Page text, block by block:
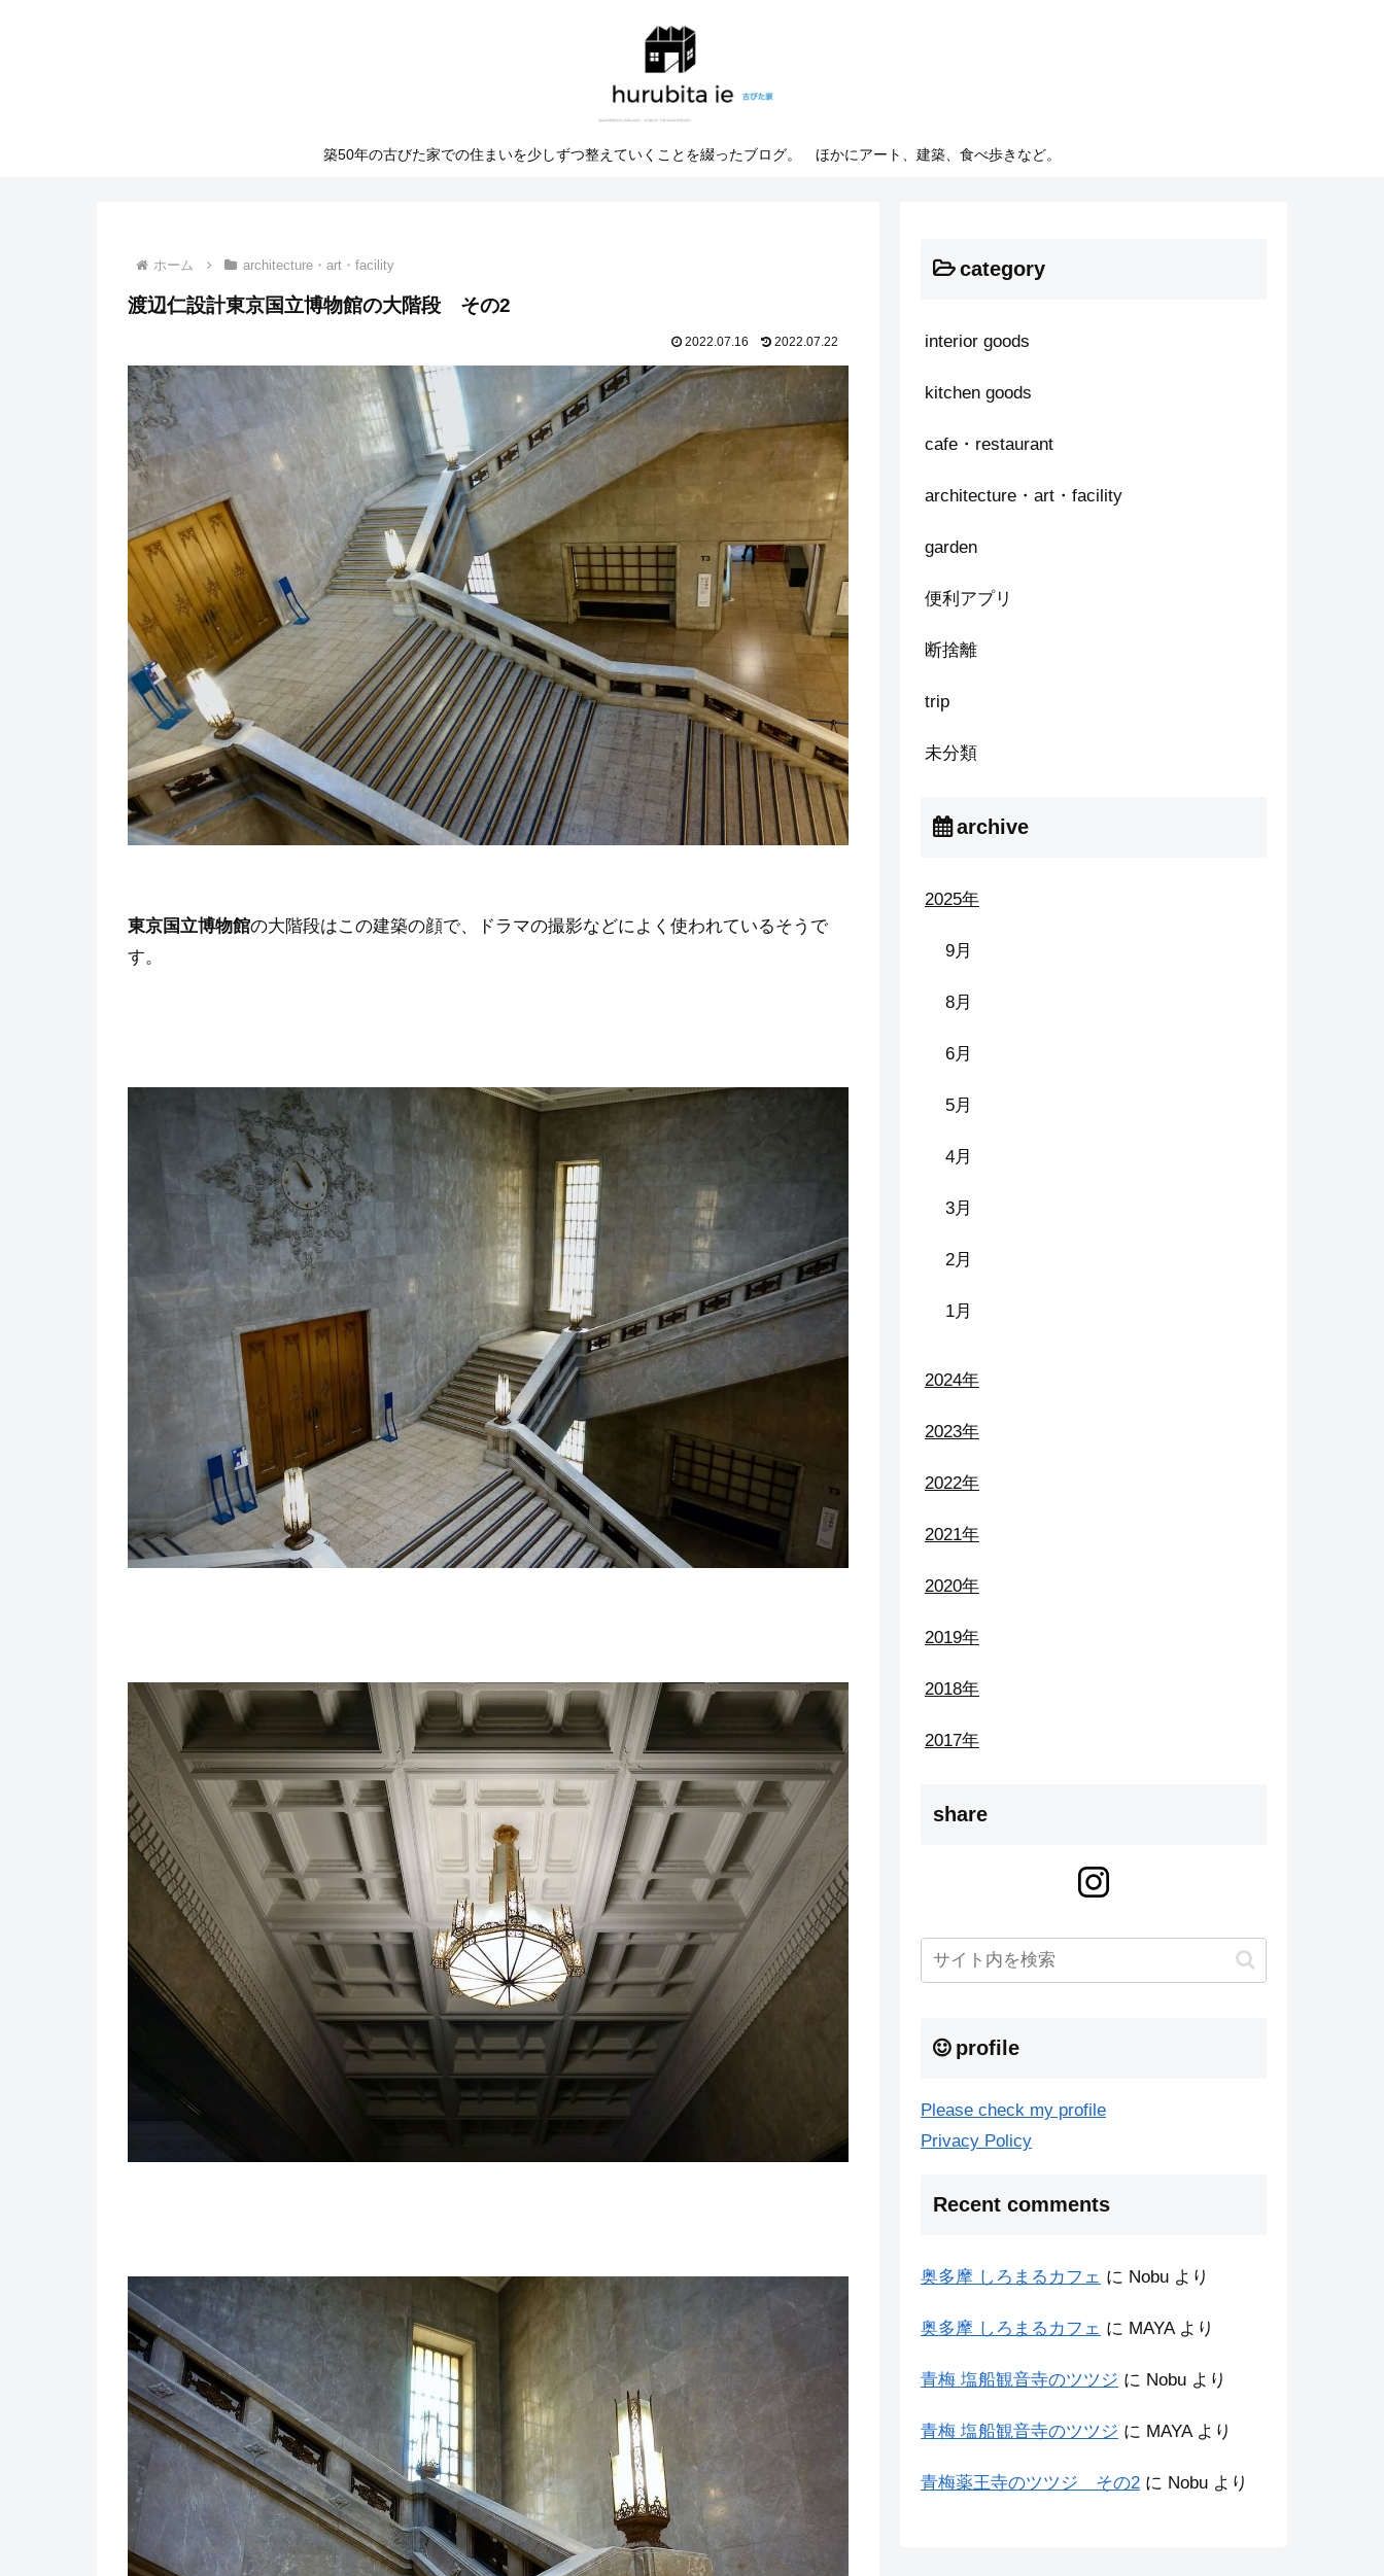
築50年の古びた家での住まいを少しずつ整えていくことを綴ったブログ。 ほかにアート、建築、食べ歩きなど。
ホーム architecture・art・facility
渡辺仁設計東京国立博物館の大階段 その2
2022.07.16 2022.07.22
東京国立博物館の大階段はこの建築の顔で、ドラマの撮影などによく使われているそうで
す。
category
interior goods
kitchen goods
cafe・restaurant
architecture・art・facility
garden
便利アプリ
断捨離
trip
未分類
archive
2025年
9月
8月
6月
5月
4月
3月
2月
1月
2024年
2023年
2022年
2021年
2020年
2019年
2018年
2017年
share
profile
Please check my profile
Privacy Policy
Recent comments
奥多摩 しろまるカフェ に Nobu より
奥多摩 しろまるカフェ に MAYAより
青梅 塩船観音寺のツツジ に Nobu より
青梅 塩船観音寺のツツジ に MAYAより
青梅薬王寺のツツジ その2 に Nobu より